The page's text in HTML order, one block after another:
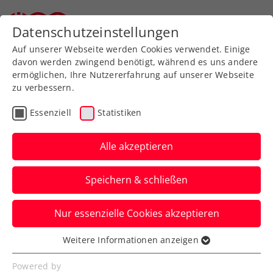
Zurück zur Newsübersicht
Turniere
NÖ Open powered by
EVN: Dreisatz-Dramen in
Rot-weiß-rot
Für Jurij Rodionov und Lucas Miedler
kommt beim ATP-Challenger in Tulln
jeweils knapp das Aus im Achtelfinale.
Verfasst von: Presseaussendung / Redaktion, 06.09.2023
Datenschutzeinstellungen
Auf unserer Webseite werden Cookies verwendet. Einige
davon werden zwingend benötigt, während es uns andere
ermöglichen, Ihre Nutzererfahrung auf unserer Webseite
zu verbessern.
Essenziell Statistiken
Alle akzeptieren
Speichern & schließen
Nur essenzielle Cookies akzeptieren
Essenziell
Essenzielle Cookies werden für grundlegende
Weitere Informationen anzeigen
Powered by